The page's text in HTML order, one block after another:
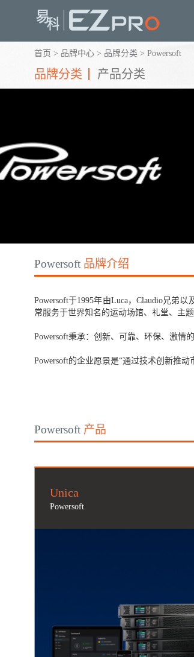
首页 > 品牌中心 > 品牌分类 > Powersoft
品牌分类 产品分类
Powersoft 品牌介绍
Powersoft于1995年由Luca，Claudio兄弟
常服务于世界知名的运动场馆、礼堂、主
Powersoft秉承：创新、可靠、环保、激情
Powersoft的企业愿景是“通过技术创新推动
Powersoft 产品
Unica
Powersoft